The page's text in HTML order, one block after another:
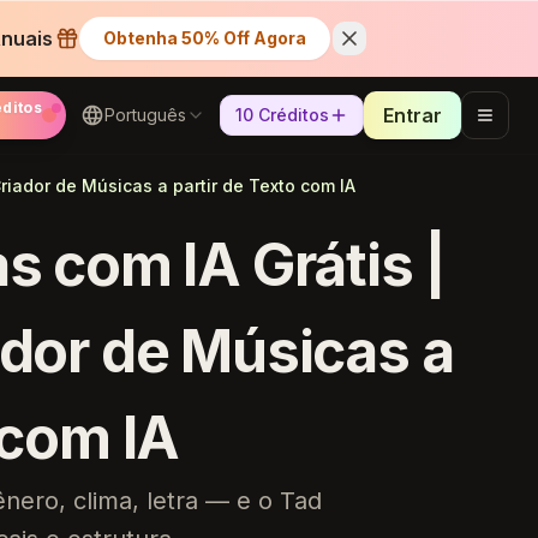
Obtenha 50% Off Agora
Português 10 Créditos Entrar
de Músicas a partir de Texto com IA
com IA Grátis |
de Músicas a
IA
clima, letra — e o Tad